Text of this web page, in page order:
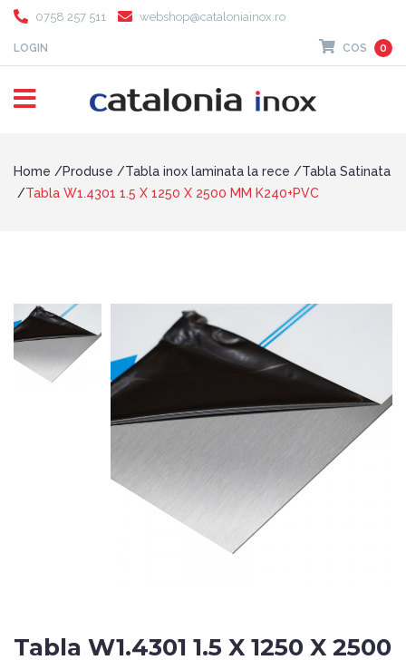
0758 257 511 webshop@cataloniainox.ro
LOGIN COS 0
Home Produse Tabla inox laminata la rece
Tabla Satinata
Tabla W1.4301 1.5 X 1250 X 2500 MM K240+PVC
Tabla W1.4301 1.5 X 1250 X 2500